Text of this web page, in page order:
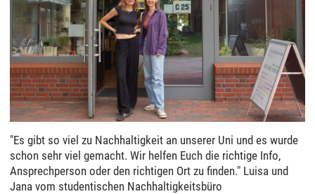
"Es gibt so viel zu Nachhaltigkeit an unserer Uni und es wurde
schon sehr viel gemacht. Wir helfen Euch die richtige Info,
Ansprechperson oder den richtigen Ort zu finden." Luisa und
Jana vom studentischen Nachhaltigkeitsbüro